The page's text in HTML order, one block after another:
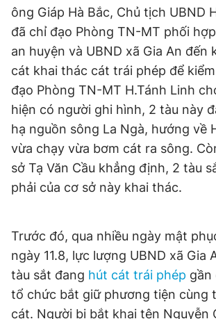
ông Giáp Hà Bắc, Chủ tịch UBND
đã chỉ đạo Phòng TN-MT phối
an huyện và UBND xã Gia An đến
cát khai thác cát trái phép để
đạo Phòng TN-MT H.Tánh Linh
hiện có người ghi hình, 2 tàu này
hạ nguồn sông La Ngà, hướng về
vừa chạy vừa bơm cát ra sông.
sở Tạ Văn Cầu khẳng định, 2 tàu
phải của cơ sở này khai thác.
Trước đó, qua nhiều ngày mật
ngày 11.8, lực lượng UBND xã Gia
tàu sắt đang hút cát trái phép gần
tổ chức bắt giữ phương tiện cùng
cát. Người bị bắt khai tên Nguyễn